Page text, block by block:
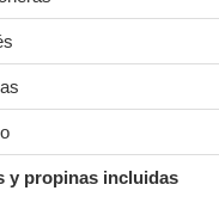
y propinas incluidas